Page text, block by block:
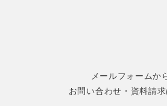
メールフォームか
お問い合わせ・資料請